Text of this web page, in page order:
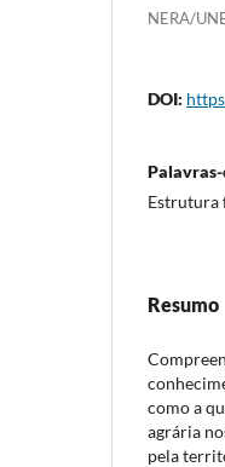
NERA/
DOI:
Estrutura
Resumo
como a
agrária
pela